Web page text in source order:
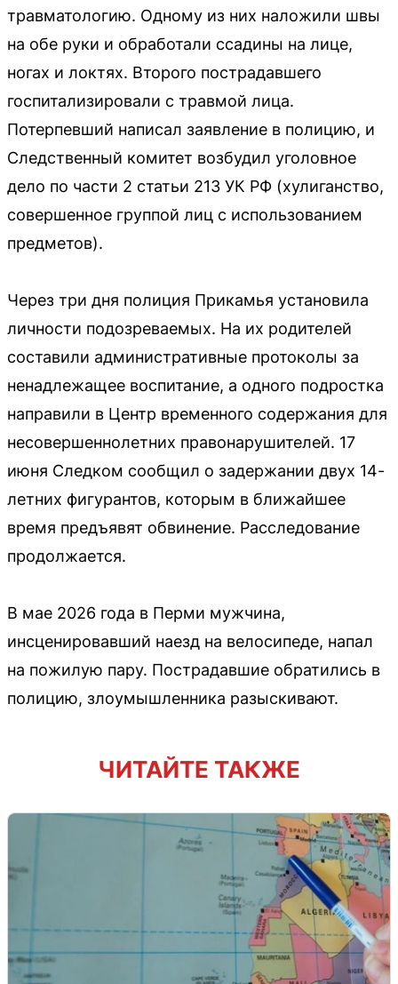
травматологию. Одному из них наложили швы
на обе руки и обработали ссадины на лице,
ногах и локтях. Второго пострадавшего
госпитализировали с травмой лица.
Потерпевший написал заявление в полицию, и
Следственный комитет возбудил уголовное
дело по части 2 статьи 213 УК РФ (хулиганство,
совершенное группой лиц с использованием
предметов).
Через три дня полиция Прикамья установила
личности подозреваемых. На их родителей
составили административные протоколы за
ненадлежащее воспитание, а одного подростка
направили в Центр временного содержания для
несовершеннолетних правонарушителей. 17
июня Следком сообщил о задержании двух 14-
летних фигурантов, которым в ближайшее
время предъявят обвинение. Расследование
продолжается.
В мае 2026 года в Перми мужчина,
инсценировавший наезд на велосипеде, напал
на пожилую пару. Пострадавшие обратились в
полицию, злоумышленника разыскивают.
ЧИТАЙТЕ ТАКЖЕ